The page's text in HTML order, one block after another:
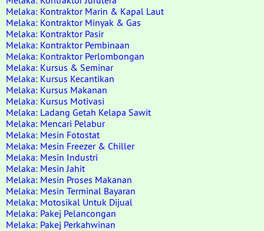
Melaka: Kontraktor Marin & Kapal Laut
Melaka: Kontraktor Minyak & Gas
Melaka: Kontraktor Pasir
Melaka: Kontraktor Pembinaan
Melaka: Kontraktor Perlombongan
Melaka: Kursus & Seminar
Melaka: Kursus Kecantikan
Melaka: Kursus Makanan
Melaka: Kursus Motivasi
Melaka: Ladang Getah Kelapa Sawit
Melaka: Mencari Pelabur
Melaka: Mesin Fotostat
Melaka: Mesin Freezer & Chiller
Melaka: Mesin Industri
Melaka: Mesin Jahit
Melaka: Mesin Proses Makanan
Melaka: Mesin Terminal Bayaran
Melaka: Motosikal Untuk Dijual
Melaka: Pakej Pelancongan
Melaka: Pakej Perkahwinan